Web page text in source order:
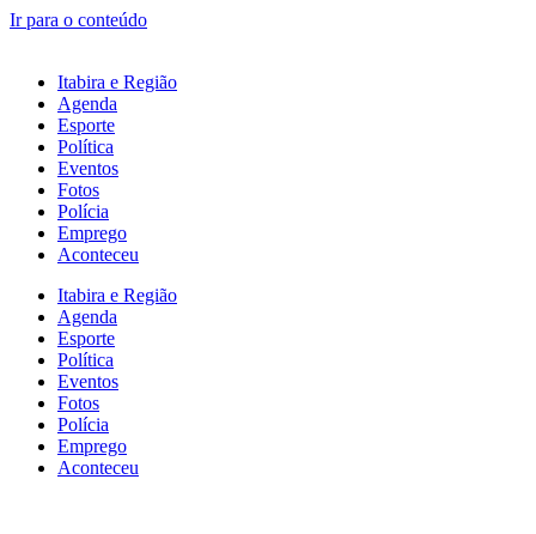
Ir para o conteúdo
Itabira e Região
Agenda
Esporte
Política
Eventos
Fotos
Polícia
Emprego
Aconteceu
Itabira e Região
Agenda
Esporte
Política
Eventos
Fotos
Polícia
Emprego
Aconteceu